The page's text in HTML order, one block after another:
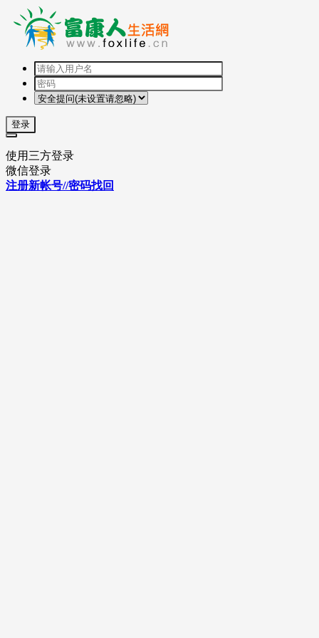
登录
使用三方登录
微信登录
注册新帐号//密码找回